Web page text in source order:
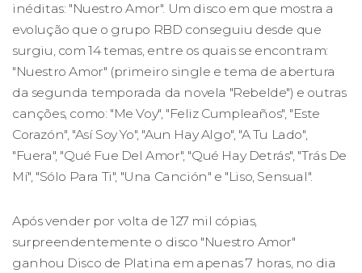
inéditas: "Nuestro Amor". Um disco em que mostra a
evolução que o grupo RBD conseguiu desde que
surgiu, com 14 temas, entre os quais se encontram:
"Nuestro Amor" (primeiro single e tema de abertura
da segunda temporada da novela "Rebelde") e outras
canções, como: "Me Voy", "Feliz Cumpleaños", "Este
Corazón", "Así Soy Yo", "Aun Hay Algo", "A Tu Lado",
"Fuera", "Qué Fue Del Amor", "Qué Hay Detrás", "Trás De
Mí", "Sólo Para Ti", "Una Canción" e "Liso, Sensual".
Após vender por volta de 127 mil cópias,
surpreendentemente o disco "Nuestro Amor"
ganhou Disco de Platina em apenas 7 horas, no dia